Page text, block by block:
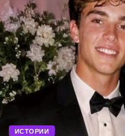
ИСТОРИИ